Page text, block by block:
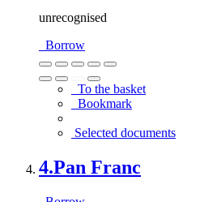
unrecognised
Borrow
To the basket
Bookmark
Selected documents
4.Pan Franc